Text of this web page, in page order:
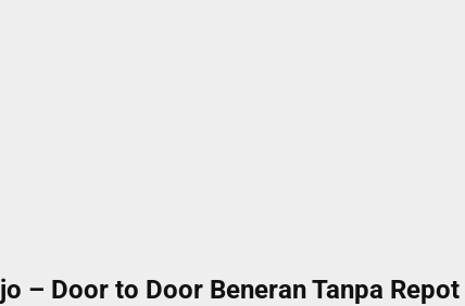
– Door to Door Beneran Tanpa Repot